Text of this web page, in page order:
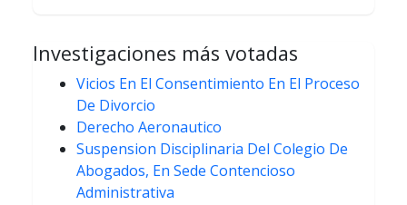
Investigaciones más votadas
Vicios En El Consentimiento En El Proceso
De Divorcio
Derecho Aeronautico
Suspension Disciplinaria Del Colegio De
Abogados, En Sede Contencioso
Administrativa